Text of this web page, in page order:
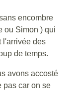
encombre
ou Simon ) qui
l'arrivée des
de temps.
avons accosté
pas car on se